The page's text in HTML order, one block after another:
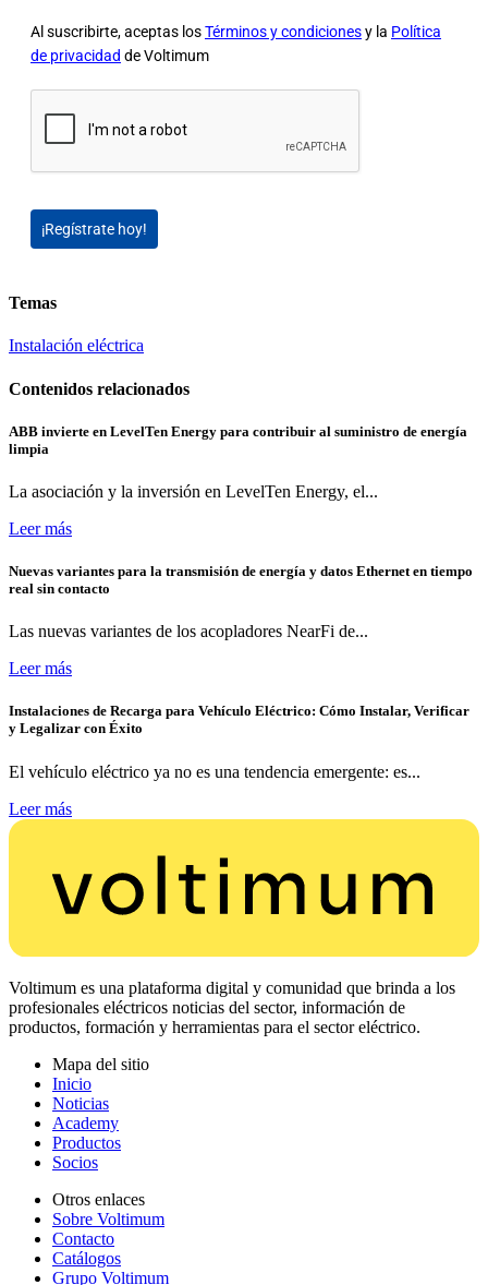
Al suscribirte, aceptas losTérminos y condicionesy la Política
de privacidad de Voltimum
¡Regístrate hoy!
Temas
Instalación eléctrica
Contenidos relacionados
ABB invierte en LevelTen Energy para contribuir al suministro de energía
limpia
La asociación y la inversión en LevelTen Energy, el...
Leer más
Nuevas variantes para la transmisión de energía y datos Ethernet en tiempo
real sin contacto
Las nuevas variantes de los acopladores NearFi de...
Leer más
Instalaciones de Recarga para Vehículo Eléctrico: Cómo Instalar, Verificar
y Legalizar con Éxito
El vehículo eléctrico ya no es una tendencia emergente: es...
Leer más
Voltimum es una plataforma digital y comunidad que brinda a los
profesionales eléctricos noticias del sector, información de
productos, formación y herramientas para el sector eléctrico.
Mapa del sitio
Inicio
Noticias
Academy
Productos
Socios
Otros enlaces
Sobre Voltimum
Contacto
Catálogos
Grupo Voltimum